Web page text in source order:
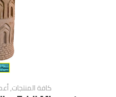
كافة المنتجات,